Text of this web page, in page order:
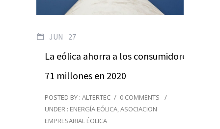
JUN 27
La eólica ahorra a los consumidores
71 millones en 2020
POSTED BY : ALTERTEC / 0 COMMENTS
/
UNDER : ENERGÍA EÓLICA,ASOCIACION
EMPRESARIAL ÉOLICA